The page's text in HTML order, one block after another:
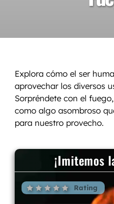
Explora cómo el ser
aprovechar los diversos
Sorpréndete con el
como algo asombroso
para nuestro provecho.
¡Imitemos
Rating